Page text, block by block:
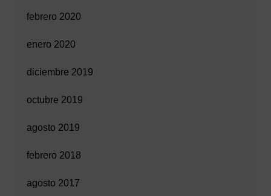
febrero 2020
enero 2020
diciembre 2019
octubre 2019
agosto 2019
febrero 2018
agosto 2017